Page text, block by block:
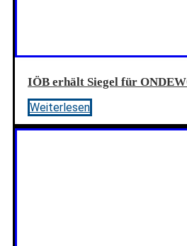
IÖB erhält Siegel für
Weiterlesen